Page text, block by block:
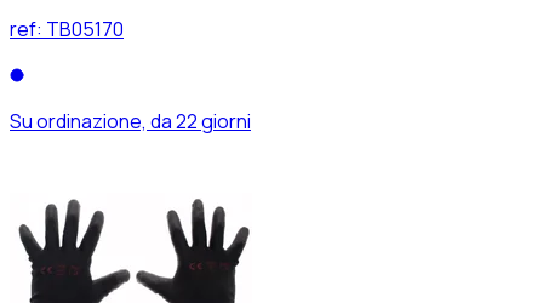
ref: TB05170
Su ordinazione, da 22 giorni